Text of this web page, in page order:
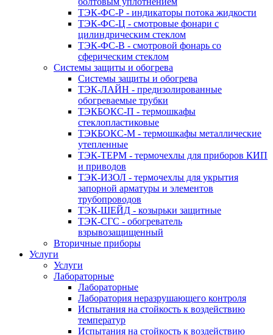
ТЭК-ФС-Р - индикаторы потока жидкости
ТЭК-ФС-Ц - смотровые фонари с
цилиндрическим стеклом
ТЭК-ФС-В - смотровой фонарь со
сферическим стеклом
Системы защиты и обогрева
Системы защиты и обогрева
ТЭК-ЛАЙН - предизолированные
обогреваемые трубки
ТЭКБОКС-П - термошкафы
стеклопластиковые
ТЭКБОКС-М - термошкафы металлические
утепленные
ТЭК-ТЕРМ - термочехлы для приборов КИП
и приводов
ТЭК-ИЗОЛ - термочехлы для укрытия
запорной арматуры и элементов
трубопроводов
ТЭК-ШЕЙД - козырьки защитные
ТЭК-СГС - обогреватель
взрывозащищенный
Вторичные приборы
Услуги
Услуги
Лабораторные
Лабораторные
Лаборатория неразрушающего контроля
Испытания на стойкость к воздействию
температур
Испытания на стойкость к воздействию